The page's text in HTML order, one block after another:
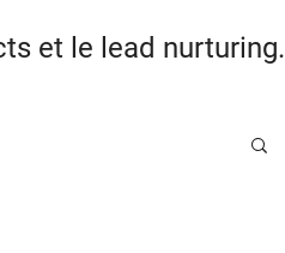
et le lead nurturing.